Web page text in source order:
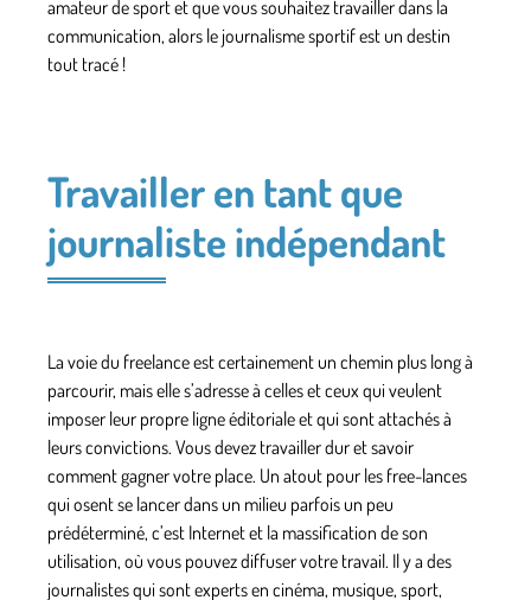
amateur de sport et que vous souhaitez travailler dans la
communication, alors le journalisme sportif est un destin
tout tracé !
Travailler en tant que
journaliste indépendant
La voie du freelance est certainement un chemin plus long à
parcourir, mais elle s’adresse à celles et ceux qui veulent
imposer leur propre ligne éditoriale et qui sont attachés à
leurs convictions. Vous devez travailler dur et savoir
comment gagner votre place. Un atout pour les free-lances
qui osent se lancer dans un milieu parfois un peu
prédéterminé, c’est Internet et la massification de son
utilisation, où vous pouvez diffuser votre travail. Il y a des
journalistes qui sont experts en cinéma, musique, sport,